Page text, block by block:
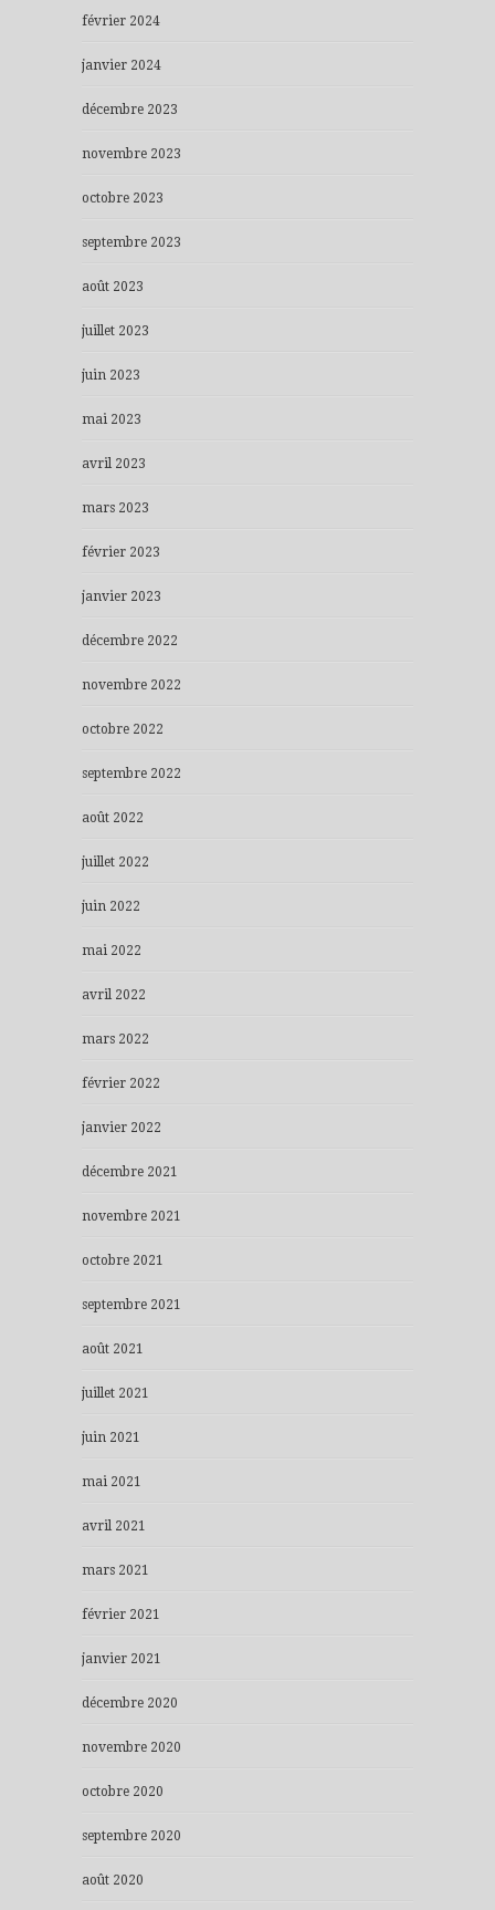
février 2024
janvier 2024
décembre 2023
novembre 2023
octobre 2023
septembre 2023
août 2023
juillet 2023
juin 2023
mai 2023
avril 2023
mars 2023
février 2023
janvier 2023
décembre 2022
novembre 2022
octobre 2022
septembre 2022
août 2022
juillet 2022
juin 2022
mai 2022
avril 2022
mars 2022
février 2022
janvier 2022
décembre 2021
novembre 2021
octobre 2021
septembre 2021
août 2021
juillet 2021
juin 2021
mai 2021
avril 2021
mars 2021
février 2021
janvier 2021
décembre 2020
novembre 2020
octobre 2020
septembre 2020
août 2020